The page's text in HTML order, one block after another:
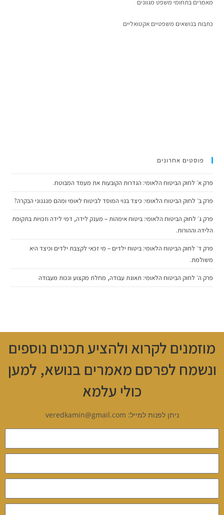
מאמרים בתחומי משפט מגוונים
כתבות בנושאים משפטיים אקטואליים
פוסטים אחרונים
פרק א׳ לחוק הביטוח הלאומי: הגדרות הקובעות את מעמד המבוטח.
פרק ב׳ לחוק הביטוח הלאומי: כיצד בנוי המוסד לביטוח לאומי ומהם מנגנוני הבקרה?
פרק ג׳ לחוק הביטוח הלאומי: ביטוח אימהות – מענק לידה, דמי לידה וזכויות בתקופת
הלידה וההורות.
פרק ד׳ לחוק הביטוח הלאומי: ביטוח ילדים – מי זכאי לקצבת ילדים וכיצד היא
משולמת.
פרק ה׳ לחוק הביטוח הלאומי: תאונת עבודה, מחלת מקצוע ונכות מעבודה
מוזמנים לקרוא ולהציע תכנים נוספים
ונשמח לפרסם מאמרים בנושא, למען
כולי עלמא
ניתן לפנות למייל: veredkamin@gmail.com